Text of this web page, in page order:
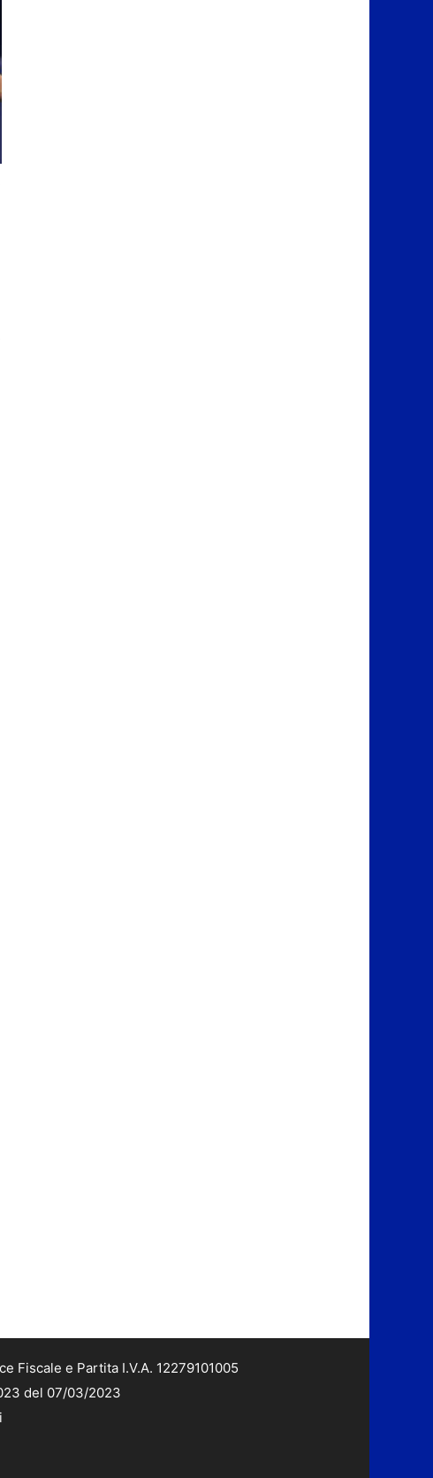
Fiscale e Partita I.V.A. 12279101005
del 07/03/2023